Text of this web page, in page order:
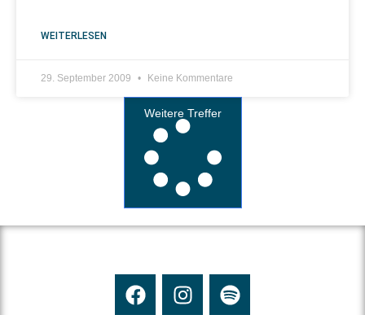
WEITERLESEN
29. September 2009 Keine Kommentare
Weitere Treffer